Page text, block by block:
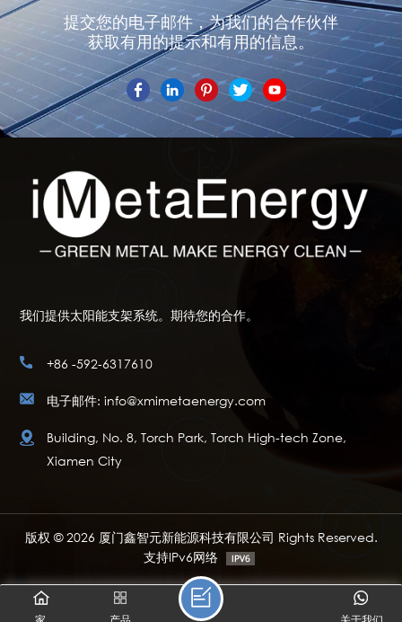
提交您的电子邮件，为我们的合作伙伴
获取有用的提示和有用的信息。
我们提供太阳能支架系统。期待您的合作。
+86 -592-6317610
电子邮件: info@xmimetaenergy.com
Building, No. 8, Torch Park, Torch High-tech Zone,
Xiamen City
版权 © 2026 厦门鑫智元新能源科技有限公司 Rights Reserved.
支持IPv6网络